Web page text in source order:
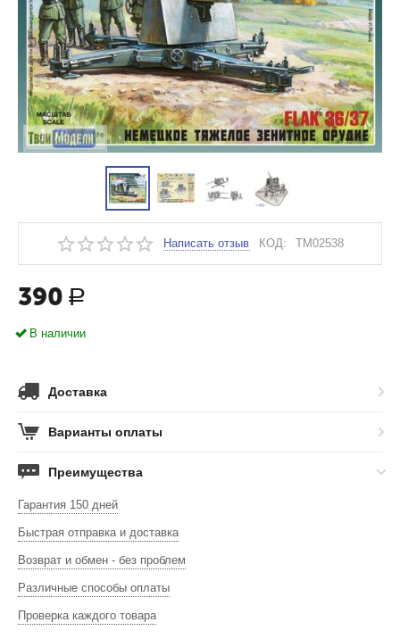
Написать отзыв КОД: TM02538
390 Р
В наличии
Доставка
Варианты оплаты
Преимущества
Гарантия 150 дней
Быстрая отправка и доставка
Возврат и обмен - без проблем
Различные способы оплаты
Проверка каждого товара